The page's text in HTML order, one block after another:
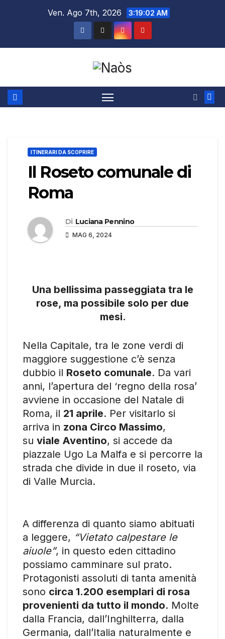
Ven. Ago 7th, 2026 3:19:03 AM
ITINERARI DA SCOPRIRE
Il Roseto comunale di
Roma
Di Luciana Pennino
MAG 6, 2024
Una bellissima passeggiata tra le
rose, ma possibile solo per due
mesi.
Nella Capitale, tra le zone verdi di
maggiore suggestione c’è senza
dubbio il Roseto comunale. Da vari
anni, l’apertura del ‘regno della rosa’
avviene in occasione del Natale di
Roma, il 21 aprile. Per visitarlo si
arriva in zona Circo Massimo,
su viale Aventino, si accede da
piazzale Ugo La Malfa e si percorre la
strada che divide in due il roseto, via
di Valle Murcia.
A differenza di quanto siamo abituati
a leggere, “Vietato calpestare le
aiuole”, in questo eden cittadino
possiamo camminare sul prato.
Protagonisti assoluti di tanta amenità
sono circa 1.200 esemplari di rosa
provenienti da tutto il mondo. Molte
dalla Francia, dall’Inghilterra, dalla
Germania, dall’Italia naturalmente e